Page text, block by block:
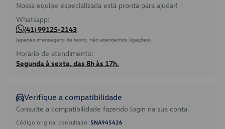
Nossa equipe especializada está pronta para ajudar!
Whatsapp:
(41) 99125-2143
(apenas mensagens de texto, não atendemos ligações)
Horário de atendimento:
Segunda à sexta, das 8h às 17h.
Verifique a compatibilidade
Consulte a compatibilidade fazendo login na sua conta.
Código original consultado: 5NA945426